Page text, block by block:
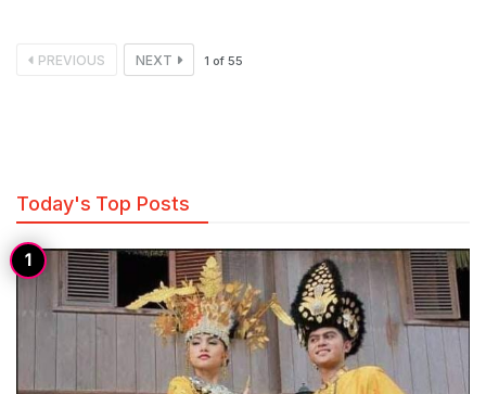
PREVIOUS NEXT 1 of 55
Today's Top Posts